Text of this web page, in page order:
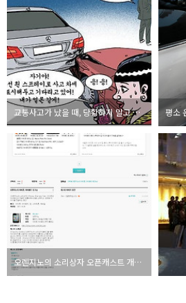
교통사고가 났을 때, 당황하지 말고 이렇게 하세요.
오렌지노의 소리상자 오픈캐스트 개설 - 오렌지노의 아이폰, 아이패드 토크쇼